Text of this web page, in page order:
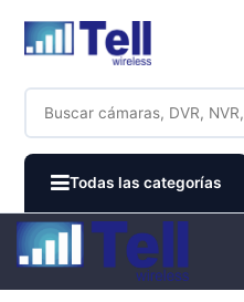
Todas las categorías